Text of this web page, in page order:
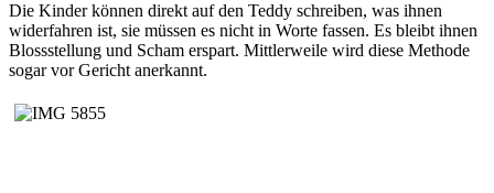
Die Kinder können direkt auf den Teddy schreiben, was ihnen
widerfahren ist, sie müssen es nicht in Worte fassen. Es bleibt ihnen
Blossstellung und Scham erspart. Mittlerweile wird diese Methode
sogar vor Gericht anerkannt.